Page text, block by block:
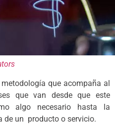
que acompaña al
que van desde que este
algo necesario hasta la
de un producto o servicio.